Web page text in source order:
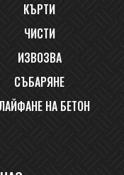
КЪРТИ
ЧИСТИ
ИЗВОЗВА
СЪБАРЯНЕ
НА БЕТОН